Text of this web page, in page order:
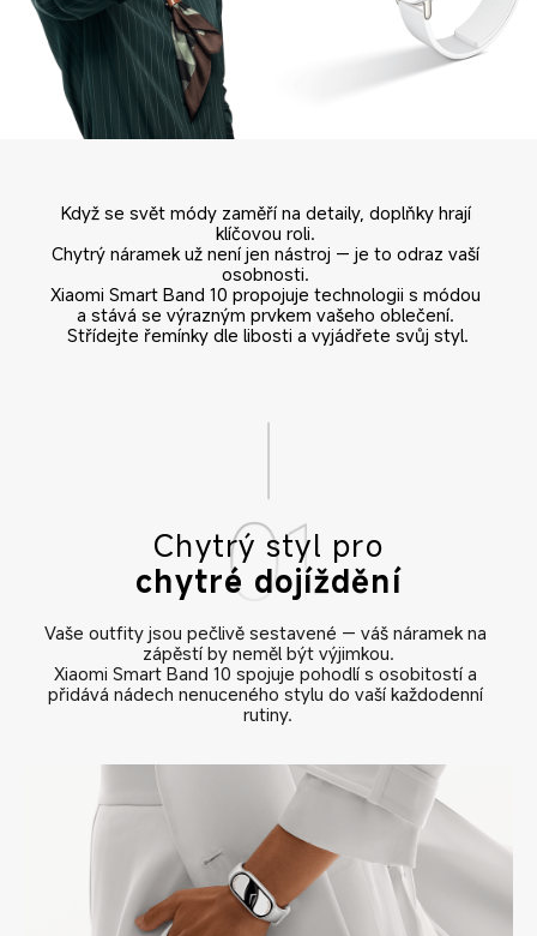
Když se svět módy zaměří na detaily, doplňky hrají
klíčovou roli.
Chytrý náramek už není jen nástroj — je to odraz vaší
osobnosti.
Xiaomi Smart Band 10 propojuje technologii s módou
a stává se výrazným prvkem vašeho oblečení.
Střídejte řemínky dle libosti a vyjádřete svůj styl.
Chytrý styl pro
chytré dojíždění
Vaše outfity jsou pečlivě sestavené — váš náramek na
zápěstí by neměl být výjimkou.
Xiaomi Smart Band 10 spojuje pohodlí s osobitostí a
přidává nádech nenuceného stylu do vaší každodenní
rutiny.